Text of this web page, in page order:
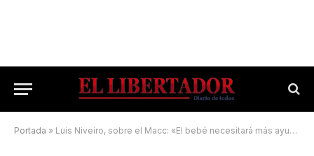
Portada » Luis Niveiro, sobre el Macc: «El bebé necesitará más ayuda para caminar»